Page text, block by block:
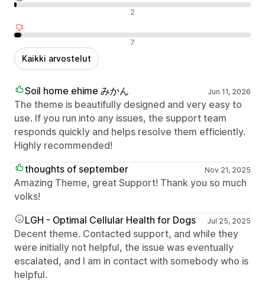
Neutraalit arvostelut 2
Negatiiviset arvostelut 7
Kaikki arvostelut
Soil home ehime みかん Jun 11, 2026
The theme is beautifully designed and very easy to
use. If you run into any issues, the support team
responds quickly and helps resolve them efficiently.
Highly recommended!
thoughts of september
Nov 21, 2025
Amazing Theme, great Support! Thank you so much
volks!
LGH - Optimal Cellular Health for Dogs
Jul 25, 2025
Decent theme. Contacted support, and while they
were initially not helpful, the issue was eventually
escalated, and I am in contact with somebody who is
helpful.